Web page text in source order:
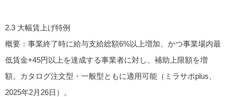
2.3 大幅賃上げ特例
概要 ：事業終了時に給与支給総額6%以上増加、かつ事業場内最
低賃金+45円以上を達成する事業者に対し、補助上限額を増
額。カタログ注文型・一般型ともに適用可能（ミラサポplus、
2025年2月26日）。